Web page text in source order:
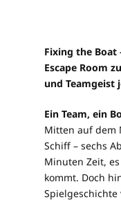
Fixing the
Escape Room
und Teamgeist
Ein Team, ein
Mitten auf dem
Schiff – sechs
Minuten Zeit,
kommt. Doch